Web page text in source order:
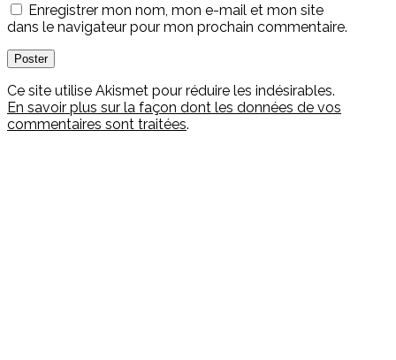
Enregistrer mon nom, mon e-mail et mon site
dans le navigateur pour mon prochain commentaire.
Ce site utilise Akismet pour réduire les indésirables.
En savoir plus sur la façon dont les données de vos
commentaires sont traitées.